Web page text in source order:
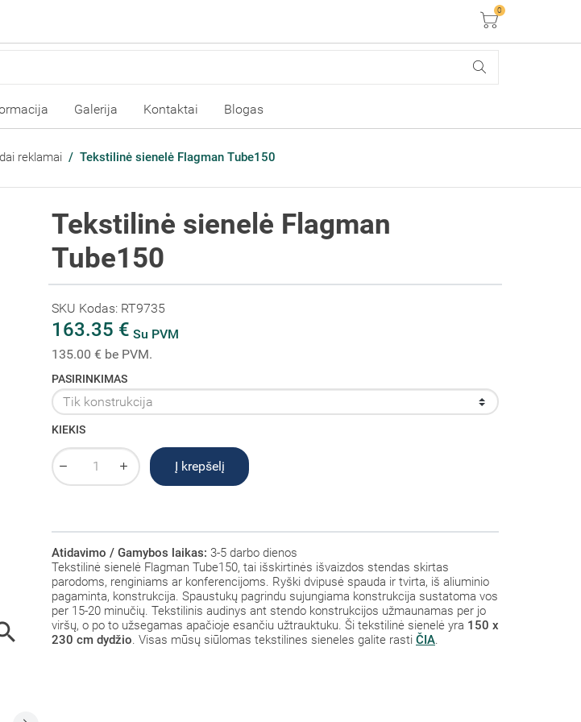
Krepšelis
0
Galerija Kontaktai Blogas
reklamai Tekstilinė sienelė Flagman Tube150
Tekstilinė sienelė Flagman
Tube150
SKU Kodas: RT9735
163.35 € Su PVM
135.00 € be PVM.
PASIRINKIMAS
KIEKIS
Į krepšelį
Atidavimo / Gamybos laikas: 3-5 darbo dienos
Tekstilinė sienelė Flagman Tube150, tai išskirtinės išvaizdos stendas skirtas
parodoms, renginiams ar konferencijoms. Ryški dvipusė spauda ir tvirta, iš aliuminio
pagaminta, konstrukcija. Spaustukų pagrindu sujungiama konstrukcija sustatoma vos
per 15-20 minučių. Tekstilinis audinys ant stendo konstrukcijos užmaunamas per jo
viršų, o po to užsegamas apačioje esančiu užtrauktuku. Ši tekstilinė sienelė yra 150 x
230 cm dydžio. Visas mūsų siūlomas tekstilines sieneles galite rasti ČIA.